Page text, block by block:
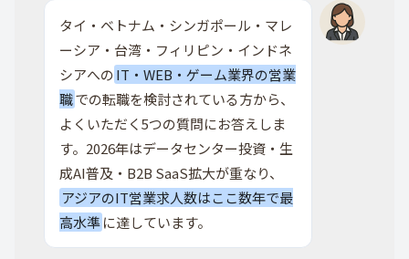
を探す
タイ
DCハブ化加速 / BOI優遇
タイの求人を見る
タイ・ベトナム・シンガポール・マレ
ーシア・台湾・フィリピン・インドネ
シアへのIT・WEB・ゲーム業界の営業
職での転職を検討されている方から、
よくいただく5つの質問にお答えしま
す。2026年はデータセンター投資・生
成AI普及・B2B SaaS拡大が重なり、
アジアのIT営業求人数はここ数年で最
高水準に達しています。